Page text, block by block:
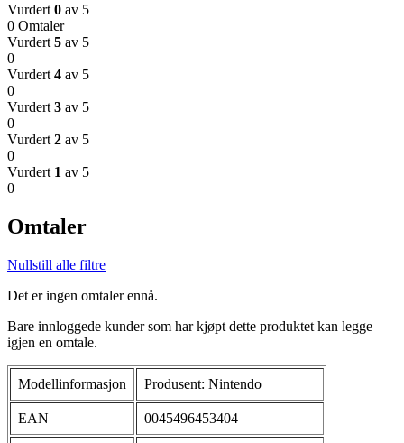
Vurdert 0 av 5
0 Omtaler
Vurdert 5 av 5
0
Vurdert 4 av 5
0
Vurdert 3 av 5
0
Vurdert 2 av 5
0
Vurdert 1 av 5
0
Omtaler
Nullstill alle filtre
Det er ingen omtaler ennå.
Bare innloggede kunder som har kjøpt dette produktet kan legge
igjen en omtale.
Modellinformasjon Produsent: Nintendo
EAN 0045496453404